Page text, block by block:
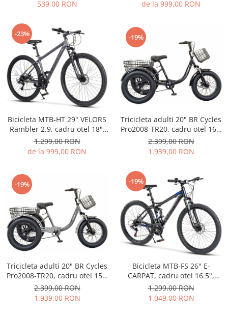
539,00 RON
de la 999,00 RON
-23%
Bicicleta MTB-HT 29" VELORS
Rambler 2.9, cadru otel 18",
manete secventiale, frane
disc, 21 viteze, gri/negru
1.299,00 RON
de la 999,00 RON
-19%
Tricicleta adulti 20" BR Cycles
Pro2008-TR20, cadru otel 16",
frane disc, 7 viteze, negru
2.399,00 RON
1.939,00 RON
-19%
Tricicleta adulti 20" BR Cycles
Pro2008-TR20, cadru otel 15",
frane disc, 7 viteze, gri
2.399,00 RON
1.939,00 RON
-19%
Bicicleta MTB-FS 26" E-
CARPAT, cadru otel 16.5",
manete secventiale, frane
disc, 21 viteze, negru/albastru
1.299,00 RON
1.049,00 RON